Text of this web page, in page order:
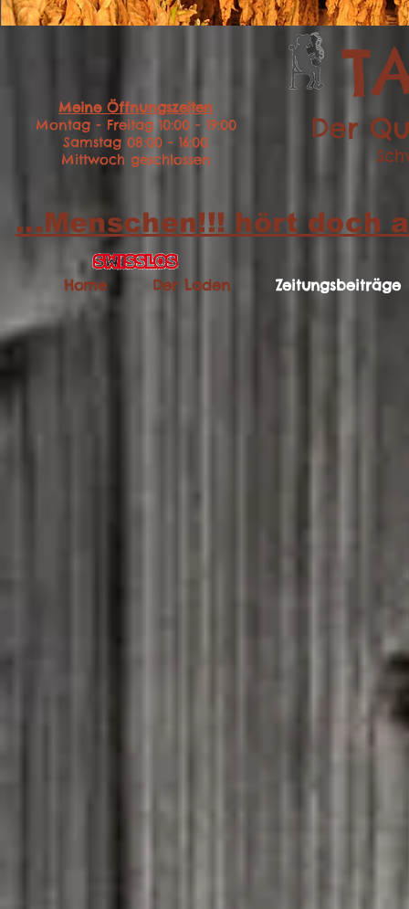
Meine Öffnungszeiten
Montag - Freitag 10:00 - 19:00
Samstag 08:00 - 16:00
Mittwoch geschlossen
Der
...Menschen!!! hört doch
Home Der Laden Zeitungsbeiträge